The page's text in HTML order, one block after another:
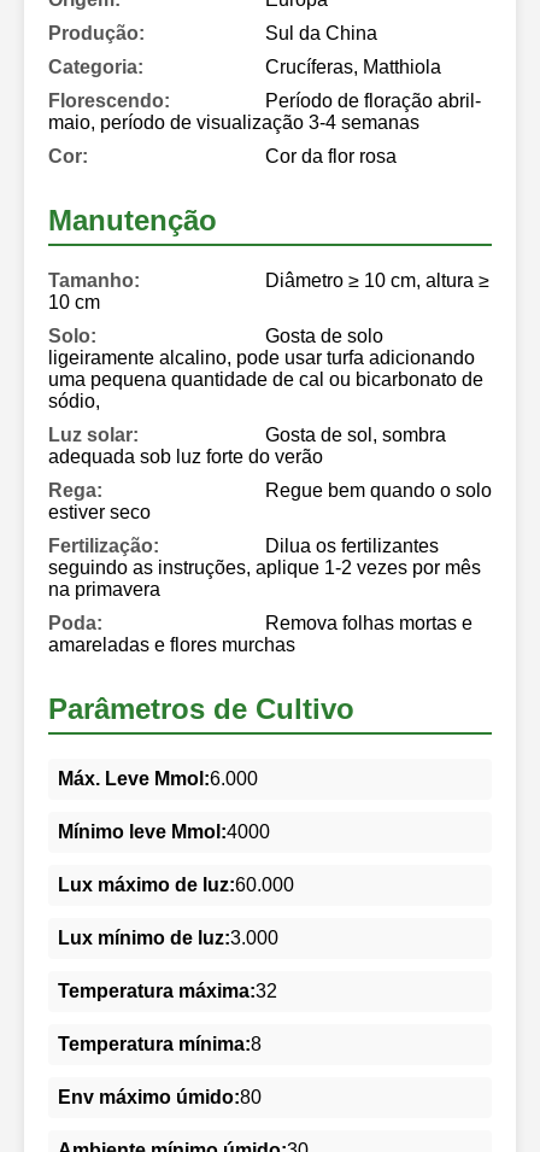
Produção:
Sul da China
Categoria:
Crucíferas, Matthiola
Florescendo:
Período de floração abril-
maio, período de visualização 3-4 semanas
Cor:
Cor da flor rosa
Manutenção
Tamanho:
Diâmetro ≥ 10 cm, altura ≥
10 cm
Solo:
Gosta de solo
ligeiramente alcalino, pode usar turfa adicionando
uma pequena quantidade de cal ou bicarbonato de
sódio,
Luz solar:
Gosta de sol, sombra
adequada sob luz forte do verão
Rega:
Regue bem quando o solo
estiver seco
Fertilização:
Dilua os fertilizantes
seguindo as instruções, aplique 1-2 vezes por mês
na primavera
Poda:
Remova folhas mortas e
amareladas e flores murchas
Parâmetros de Cultivo
Máx. Leve Mmol:6.000
Mínimo leve Mmol:4000
Lux máximo de luz:60.000
Lux mínimo de luz:3.000
Temperatura máxima:32
Temperatura mínima:8
Env máximo úmido:80